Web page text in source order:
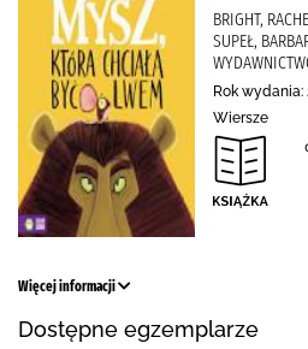
BRIGHT,
SUPEŁ,
Rok wydania:
Wiersze
Więcej informacji
Dostępne egzemplarze